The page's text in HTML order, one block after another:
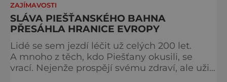
ZAJÍMAVOSTI
SLÁVA PIEŠŤANSKÉHO BAHNA
PŘESÁHLA HRANICE EVROPY
Lidé se sem jezdí léčit už celých 200 let.
A mnoho z těch, kdo Piešťany okusili, se
vrací. Nejenže prospějí svému zdraví, ale užijí